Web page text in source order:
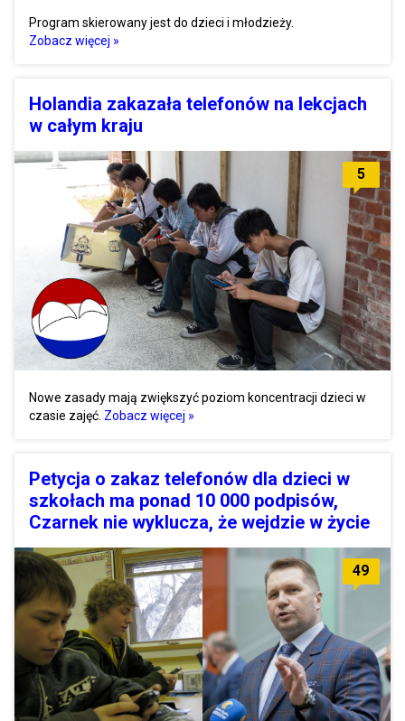
Program skierowany jest do dzieci i młodzieży.
Zobacz więcej »
Holandia zakazała telefonów na lekcjach
w całym kraju
5
Nowe zasady mają zwiększyć poziom koncentracji dzieci w
czasie zajęć. Zobacz więcej »
Petycja o zakaz telefonów dla dzieci w
szkołach ma ponad 10 000 podpisów,
Czarnek nie wyklucza, że wejdzie w życie
49